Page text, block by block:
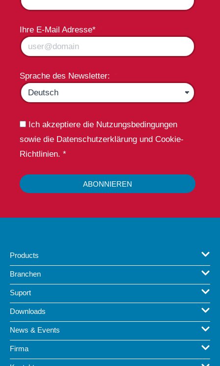
Ihre E-Mail Adresse*
Sprache des Newsletter:
Ich akzeptiere die Nutzungsbedingungen
sowie die Datenschutzerklärung und Cookie-
Richtlinien. *
ABONNIEREN
Products
Branchen
Suport
Downloads
News & Events
Firma